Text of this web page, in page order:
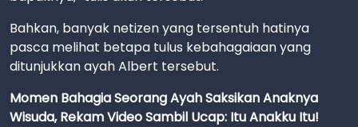
Bahkan, banyak netizen yang tersentuh hatinya
pasca melihat betapa tulus kebahagaiaan yang
ditunjukkan ayah Albert tersebut.
Momen Bahagia Seorang Ayah Saksikan Anaknya
Wisuda, Rekam Video Sambil Ucap: Itu Anakku Itu!